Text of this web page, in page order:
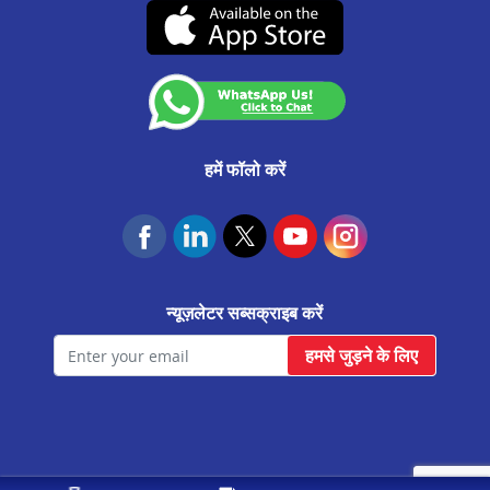
रायसिंह नगर मे प्रॉपर्टी पर लोन
जयपुर कलवार रोड मे प्रॉपर्टी पर लोन
राजगढ़ मे प्रॉपर्टी पर लोन
जयपुर ढेर का बालाजी मे प्रॉपर्टी पर लोन
केकड़ी मे प्रॉपर्टी पर लोन
बगरू मे प्रॉपर्टी पर लोन
आसीन्द मे प्रॉपर्टी पर लोन
जयपुर राजा पार्क मे प्रॉपर्टी पर लोन
(07-दिसंबर-2026 तक वैध)
हमें फॉलो करें
न्यूज़लेटर सब्सक्राइब करें
हमसे जुड़ने के लिए